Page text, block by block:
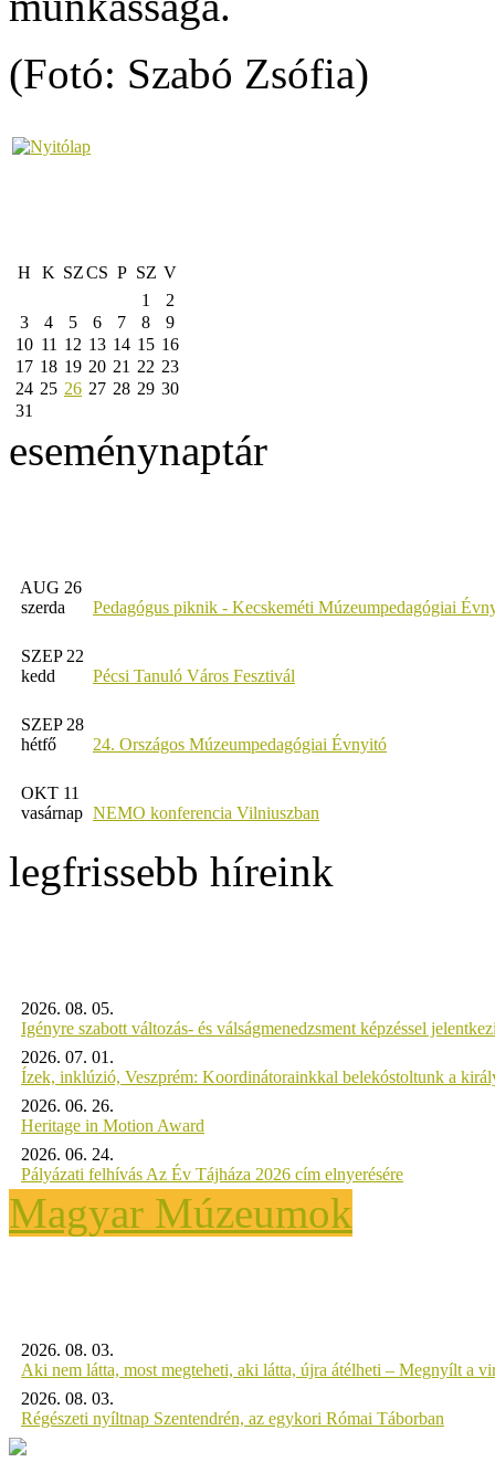
(Fotó: Szabó Zsófia)
H K SZCS P SZ V
1
2
3
4 5 6 7 8
9
10 11 12 13 14 15 16
17 18 19 20 21 22 23
24 25 26 27 28 29 30
31
eseménynaptár
AUG 26
szerda
Pedagógus piknik - Kecskeméti Múzeumpedagógiai
SZEP 22
kedd
Pécsi Tanuló Város Fesztivál
SZEP 28
hétfő
24. Országos Múzeumpedagógiai Évnyitó
OKT 11
vasárnap NEMO konferencia Vilniuszban
legfrissebb híreink
2026. 08. 05.
Igényre szabott változás- és válságmenedzsment képzéssel
2026. 07. 01.
Ízek, inklúzió, Veszprém: Koordinátorainkkal belekóstoltunk a
2026. 06. 26.
Heritage in Motion Award
2026. 06. 24.
Pályázati felhívás Az Év Tájháza 2026 cím elnyerésére
Magyar Múzeumok
2026. 08. 03.
Aki nem látta, most megteheti, aki látta, újra átélheti – Megnyílt a
2026. 08. 03.
Régészeti nyíltnap Szentendrén, az egykori Római Táborban